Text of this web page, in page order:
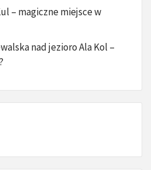
– magiczne miejsce w
nad jezioro Ala Kol –